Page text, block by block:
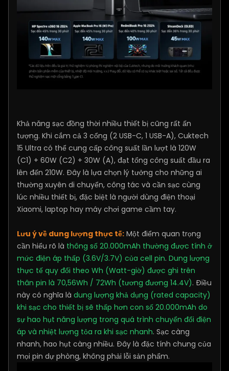
Khả năng sạc đồng thời nhiều thiết bị cũng rất ấn
tượng. Khi cắm cả 3 cổng (2 USB-C, 1 USB-A), Cuktech
15 Ultra có thể cung cấp công suất lần lượt là 120W
(C1) + 60W (C2) + 30W (A), đạt tổng công suất đầu ra
lên đến 210W. Đây là lựa chọn lý tưởng cho những ai
thường xuyên di chuyển, công tác và cần sạc cùng
lúc nhiều thiết bị, đặc biệt là người dùng điện thoại
Xiaomi, laptop hay máy chơi game cầm tay.
Lưu ý về dung lượng thực tế: Một điểm quan trọng
cần hiểu rõ là thông số 20.000mAh thường được tính ở
mức điện áp thấp (3.6V/3.7V) của cell pin. Dung lượng
thực tế quy đổi theo Wh (Watt-giờ) được ghi trên
thân pin là 70,56Wh / 72Wh (tương đương 14.4V). Điều
này có nghĩa là dung lượng khả dụng (rated capacity)
khi sạc cho thiết bị sẽ thấp hơn con số 20.000mAh do
sự hao hụt năng lượng trong quá trình chuyển đổi điện
áp và nhiệt lượng tỏa ra khi sạc nhanh. Sạc càng
nhanh, hao hụt càng nhiều. Đây là đặc tính chung của
mọi pin dự phòng, không phải lỗi sản phẩm.